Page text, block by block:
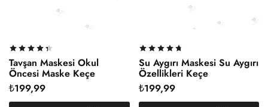
Tavşan Maskesi Okul
Öncesi Maske Keçe
₺199,99
Su Aygırı Maskesi Su Aygırı
Özellikleri Keçe
₺199,99